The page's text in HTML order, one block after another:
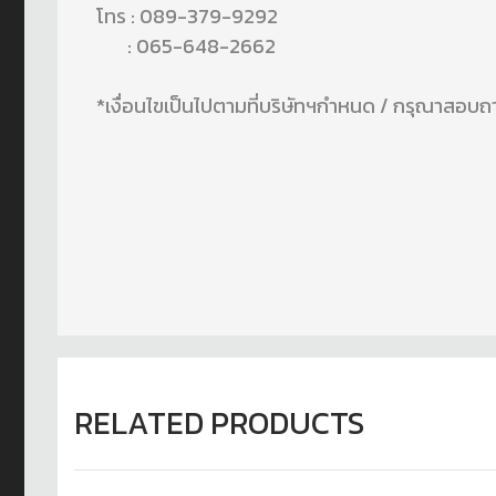
โทร : 089-379-9292
: 065-648-2662
*เงื่อนไขเป็นไปตามที่บริษัทฯกำหนด / กรุณาสอบ
RELATED PRODUCTS